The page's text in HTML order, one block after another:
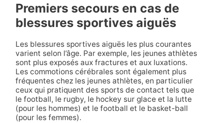
Premiers secours en cas de
blessures sportives aiguës
Les blessures sportives aiguës les plus courantes
varient selon l’âge. Par exemple, les jeunes athlètes
sont plus exposés aux fractures et aux luxations.
Les commotions cérébrales sont également plus
fréquentes chez les jeunes athlètes, en particulier
ceux qui pratiquent des sports de contact tels que
le football, le rugby, le hockey sur glace et la lutte
(pour les hommes) et le football et le basket-ball
(pour les femmes).